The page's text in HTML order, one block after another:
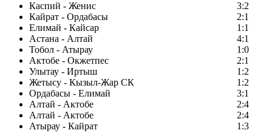
Каспий - Женис
3:2
Кайрат - Ордабасы
2:1
Елимай - Кайсар
1:1
Астана - Алтай
4:1
Тобол - Атырау
1:0
Актобе - Окжетпес
2:1
Улытау - Иртыш
1:2
Жетысу - Кызыл-Жар СК
1:2
Ордабасы - Елимай
3:1
Алтай - Актобе
2:4
Алтай - Актобе
2:4
Атырау - Кайрат
1:3